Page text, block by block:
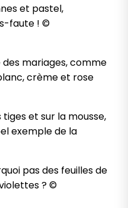
et pastel,
faute ! ©
des mariages, comme
crème et rose
tiges et sur la mousse,
exemple de la
pas des feuilles de
? ©